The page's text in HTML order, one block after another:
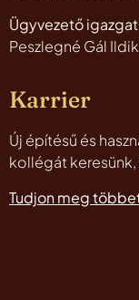
Ügyvezető
Peszlegné Gál
Karrier
Új építésű és
kollégát
Tudjon meg